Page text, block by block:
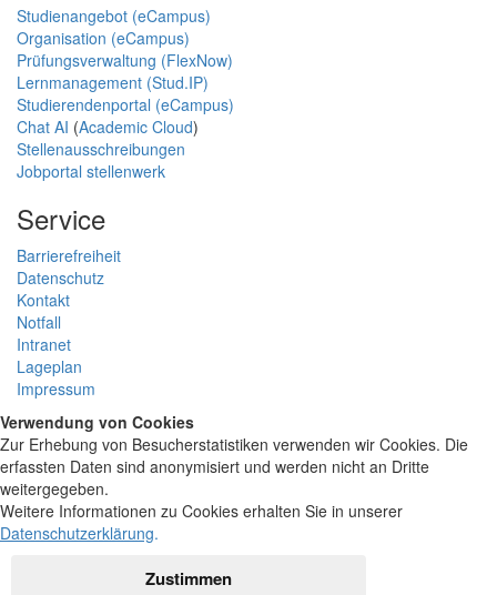
Studienangebot (eCampus)
Organisation (eCampus)
Prüfungsverwaltung (FlexNow)
Lernmanagement (Stud.IP)
Studierendenportal (eCampus)
Chat AI (Academic Cloud)
Stellenausschreibungen
Jobportal stellenwerk
Service
Barrierefreiheit
Datenschutz
Kontakt
Notfall
Intranet
Lageplan
Impressum
Verwendung von Cookies
Zur Erhebung von Besucherstatistiken verwenden wir Cookies. Die
erfassten Daten sind anonymisiert und werden nicht an Dritte
weitergegeben.
Weitere Informationen zu Cookies erhalten Sie in unserer
Datenschutzerklärung.
Zustimmen